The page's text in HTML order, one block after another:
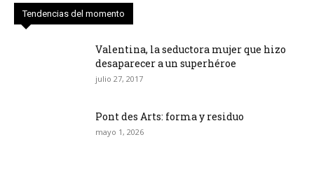
Tendencias del momento
Valentina, la seductora mujer que hizo
desaparecer a un superhéroe
julio 27, 2017
Pont des Arts: forma y residuo
mayo 1, 2026